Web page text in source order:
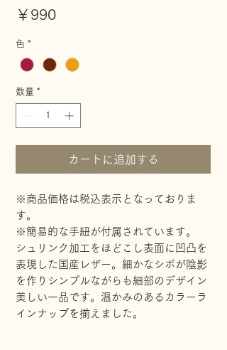
￥990価
色 *
数量 *
カートに追加する
※商品価格は税込表示となっておりま
す。
※簡易的な手紐が付属されています。
シュリンク加工をほどこし表面に凹凸を
表現した国産レザー。細かなシボが陰影
を作りシンプルながらも細部のデザイン
美しい一品です。温かみのあるカラーラ
インナップを揃えました。